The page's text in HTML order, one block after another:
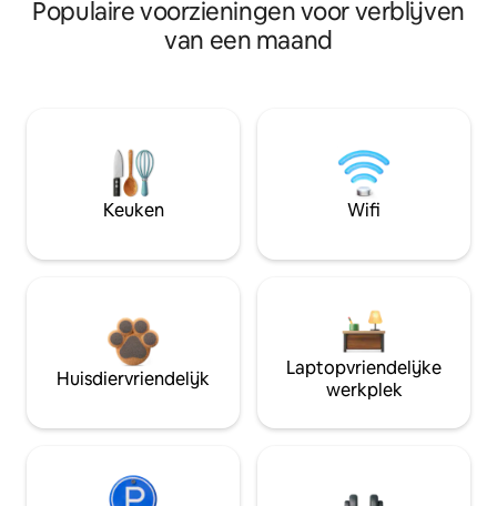
Populaire voorzieningen voor verblijven
van een maand
Keuken Wifi
Huisdiervriendelijk
Laptopvriendelijke
werkplek